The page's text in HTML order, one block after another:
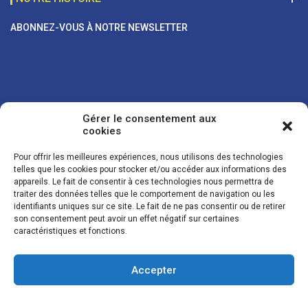
Gérer le consentement aux
cookies
Pour offrir les meilleures expériences, nous utilisons des technologies
telles que les cookies pour stocker et/ou accéder aux informations des
appareils. Le fait de consentir à ces technologies nous permettra de
traiter des données telles que le comportement de navigation ou les
identifiants uniques sur ce site. Le fait de ne pas consentir ou de retirer
son consentement peut avoir un effet négatif sur certaines
caractéristiques et fonctions.
Accepter
ABONNEZ-VOUS À NOTRE NEWSLETTER
Vos coordonnées sont uniquement utilisées pour vous envoyer des
lettres d'information sur nos activités. Vous pouvez à tout moment
utiliser le lien de désinscription figurant dans la lettre d'information.
© LES NOUVELLES DE LA BOULANGERIE - Tous droits réservés - Réalisation :
Josh Digital